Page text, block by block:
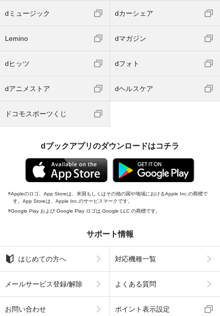
dミュージック dカーシェア
Lemino dマガジン
dヒッツ dフォト
dアニメストア dヘルスケア
ドコモスポーツくじ
dブックアプリのダウンロードはコチラ
Appleのロゴ、App Storeは、米国もしくはその他の国や地域におけるApple Inc.の商標で
す。App Storeは、Apple Inc.のサービスマークです。
Google Play および Google Play ロゴは Google LLC の商標です。
サポート情報
はじめての方へ 対応機種一覧
メールサービス登録/解除 よくある質問
お問い合わせ ポイント表示設定